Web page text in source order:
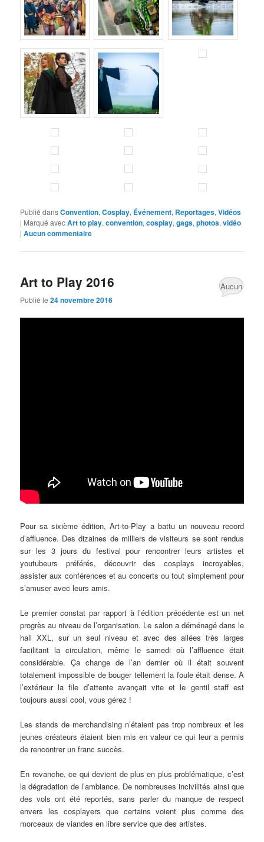
Publié dansConvention,Cosplay, Événement, Reportages,Vidéos
| Marqué avecArt to play,convention,cosplay,gags,photos,vidéo
|Aucun commentaire
Art to Play 2016
Publié le24 novembre 2016
Aucun
Pour sa sixième édition, Art-to-Play a battu un nouveau record
d’affluence. Des dizaines de milliers de visiteurs se sont rendus
sur les 3 jours du festival pour rencontrer leurs artistes et
youtubeurs préférés, découvrir des cosplays incroyables,
assister aux conférences et au concerts ou tout simplement pour
s’amuser avec leurs amis.
Le premier constat par rapport à l’édition précédente est un net
progrès au niveau de l’organisation. Le salon a déménagé dans le
hall XXL, sur un seul niveau et avec des allées très larges
facilitant la circulation, même le samedi où l’affluence était
considérable. Ça change de l’an dernier où il était souvent
totalement impossible de bouger tellement la foule était dense. À
l’extérieur la file d’attente avançait vite et le gentil staff est
toujours aussi cool, vous gérez !
Les stands de merchandising n’étaient pas trop nombreux et les
jeunes créateurs étaient bien mis en valeur ce qui leur a permis
de rencontrer un franc succès.
En revanche, ce qui devient de plus en plus problématique, c’est
la dégradation de l’ambiance. De nombreuses incivilités ainsi que
des vols ont été reportés, sans parler du manque de respect
envers les cosplayers que certains voient plus comme des
morceaux de viandes en libre service que des artistes.